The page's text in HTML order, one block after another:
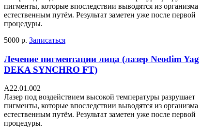
пигменты, которые впоследствии выводятся из организма
естественным путём. Результат заметен уже после первой
процедуры.
5000 р. Записаться
Лечение пигментации лица (лазер Neodim Yag
DEKA SYNCHRO FT)
А22.01.002
Лазер под воздействием высокой температуры разрушает
пигменты, которые впоследствии выводятся из организма
естественным путём. Результат заметен уже после первой
процедуры.